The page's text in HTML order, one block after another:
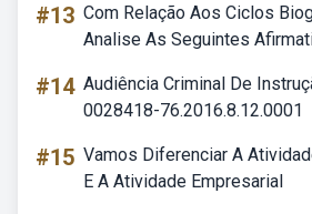
#13 Com Relação Aos Ciclos
Analise As Seguintes
#14 Audiência Criminal De
0028418-76.2016.8.12.0001
#15 Vamos Diferenciar A
E A Atividade Empresarial